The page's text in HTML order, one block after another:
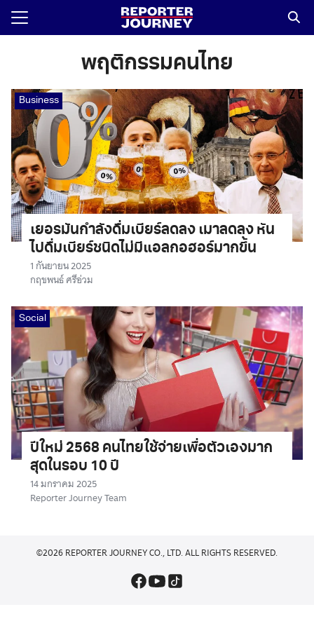
Skip
พฤติกรรมคนไทย
Business
เยอรมันกำลังดื่มเบียร์ลดลง เมาลดลง หัน
ไปดื่มเบียร์ชนิดไม่มีแอลกอฮอร์มากขึ้น
1 กันยายน 2025
กฤชพนธ์ ศรีอ่วม
Social
ปีใหม่ 2568 คนไทยใช้จ่ายเพื่อตัวเองมาก
สุดในรอบ 10 ปี
14 มกราคม 2025
Reporter Journey Team
©2026 REPORTER JOURNEY CO., LTD. ALL RIGHTS RESERVED.